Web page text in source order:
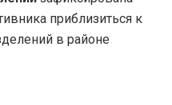
приблизиться к
в районе